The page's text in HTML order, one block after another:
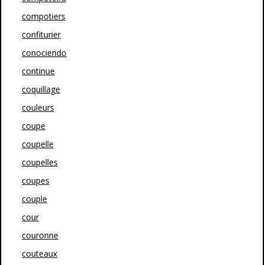
compotiers
confiturier
conociendo
continue
coquillage
couleurs
coupe
coupelle
coupelles
coupes
couple
cour
couronne
couteaux